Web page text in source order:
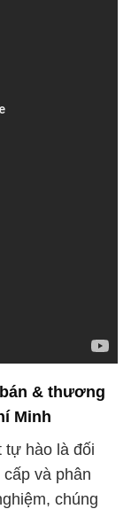
bán & thương
Minh
tự hào là đối
và phân
chúng